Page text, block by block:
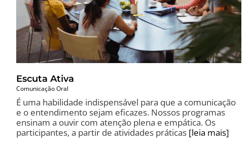
Escuta Ativa
Comunicação Oral
É uma habilidade indispensável para que a comunicação
e o entendimento sejam eficazes. Nossos programas
ensinam a ouvir com atenção plena e empática. Os
participantes, a partir de atividades práticas [leia mais]